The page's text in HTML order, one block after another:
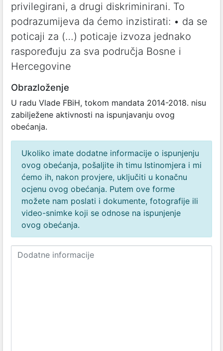
privilegirani, a drugi diskriminirani. To
podrazumijeva da ćemo inzistirati: • da se
poticaji za (…) poticaje izvoza jednako
raspoređuju za sva područja Bosne i
Hercegovine
Obrazloženje
U radu Vlade FBiH, tokom mandata 2014-2018. nisu
zabilježene aktivnosti na ispunjavanju ovog
obećanja.
Ukoliko imate dodatne informacije o ispunjenju
ovog obećanja, pošaljite ih timu Istinomjera i mi
ćemo ih, nakon provjere, uključiti u konačnu
ocjenu ovog obećanja. Putem ove forme
možete nam poslati i dokumente, fotografije ili
video-snimke koji se odnose na ispunjenje
ovog obećanja.